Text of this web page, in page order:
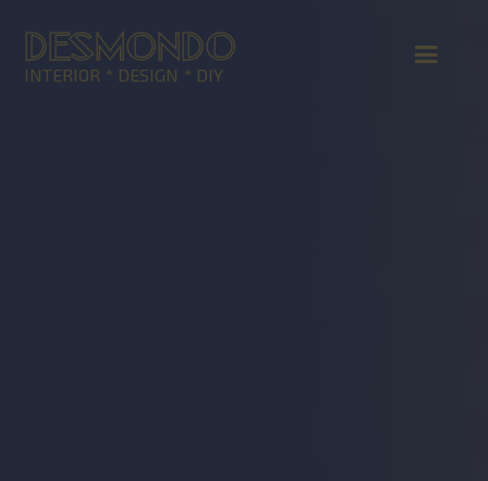
DESMONDO
INTERIOR * DESIGN * DIY